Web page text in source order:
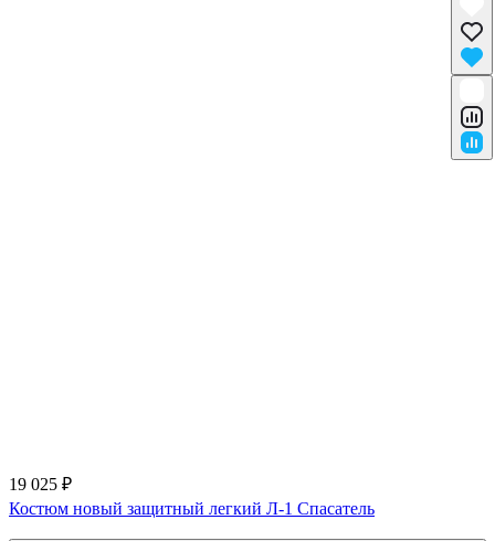
19 025 ₽
Костюм новый защитный легкий Л-1 Спасатель